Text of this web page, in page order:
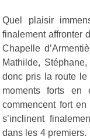
Quel plaisir
finalement affronter
Chapelle
Mathilde,
donc pris la route le
moments forts
commencent fort
s’inclinent
dans les 4 premiers.